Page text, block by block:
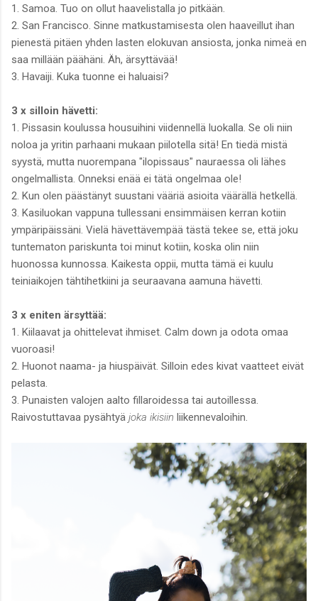
1. Samoa. Tuo on ollut haavelistalla jo pitkään.
2. San Francisco. Sinne matkustamisesta olen haaveillut ihan
pienestä pitäen yhden lasten elokuvan ansiosta, jonka nimeä en
saa millään päähäni. Äh, ärsyttävää!
3. Havaiji. Kuka tuonne ei haluaisi?
3 x silloin hävetti:
1. Pissasin koulussa housuihini viidennellä luokalla. Se oli niin
noloa ja yritin parhaani mukaan piilotella sitä! En tiedä mistä
syystä, mutta nuorempana "ilopissaus" nauraessa oli lähes
ongelmallista. Onneksi enää ei tätä ongelmaa ole!
2. Kun olen päästänyt suustani vääriä asioita väärällä hetkellä.
3. Kasiluokan vappuna tullessani ensimmäisen kerran kotiin
ympäripäissäni. Vielä hävettävempää tästä tekee se, että joku
tuntematon pariskunta toi minut kotiin, koska olin niin
huonossa kunnossa. Kaikesta oppii, mutta tämä ei kuulu
teiniaikojen tähtihetkiini ja seuraavana aamuna hävetti.
3 x eniten ärsyttää:
1. Kiilaavat ja ohittelevat ihmiset. Calm down ja odota omaa
vuoroasi!
2. Huonot naama- ja hiuspäivät. Silloin edes kivat vaatteet eivät
pelasta.
3. Punaisten valojen aalto fillaroidessa tai autoillessa.
Raivostuttavaa pysähtyä joka ikisiin liikennevaloihin.